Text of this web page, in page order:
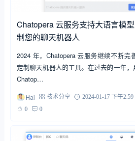
Chatopera 云服务支持大语言模
制您的聊天机器人
2024 年，Chatopera 云服务继续不断完
定制聊天机器人的工具。在过去的一年
Chatop…
Hai 技术分享 2024-01-17 下午2:59
0
0